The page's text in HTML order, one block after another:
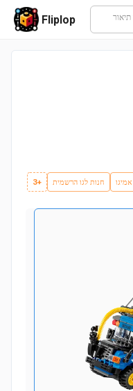
Fliplop
אמיגו חנות לגו הרשמית +3